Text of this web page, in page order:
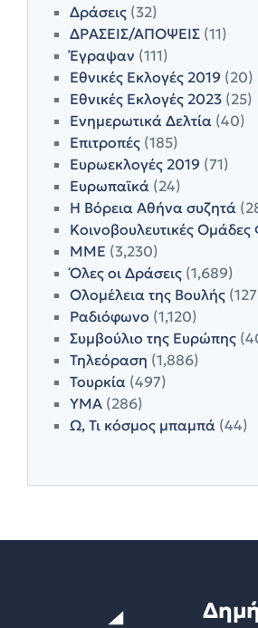
Δράσεις (32)
ΔΡΑΣΕΙΣ/ΑΠΟΨΕΙΣ (11)
Έγραψαν (111)
Εθνικές Εκλογές 2019 (20)
Εθνικές Εκλογές 2023 (25)
Ενημερωτικά Δελτία (40)
Επιτροπές (185)
Ευρωεκλογές 2019 (71)
Ευρωπαϊκά (24)
Η Βόρεια Αθήνα συζητά
Κοινοβουλευτικές Ομάδες
ΜΜΕ (3,230)
Όλες οι Δράσεις (1,689)
Ολομέλεια της Βουλής
Ραδιόφωνο (1,120)
Συμβούλιο της Ευρώπης
Τηλεόραση (1,886)
Τουρκία (497)
ΥΜΑ (286)
Ω, Τι κόσμος μπαμπά (44)